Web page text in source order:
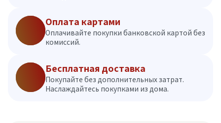
Оплата картами
Оплачивайте покупки банковской картой без
комиссий.
Бесплатная доставка
Покупайте без дополнительных затрат.
Наслаждайтесь покупками из дома.